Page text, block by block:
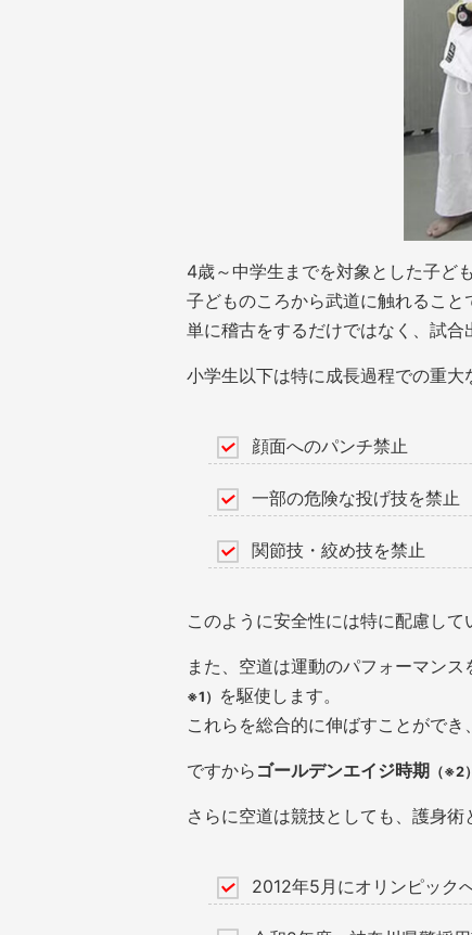
4歳～中学生までを対象とした子ど
子どものころから武道に触れること
単に稽古をするだけではなく、試合
小学生以下は特に成長過程での重大
顔面へのパンチ禁止
一部の危険な投げ技を禁止
関節技・絞め技を禁止
このように安全性には特に配慮して
また、空道は運動のパフォーマン
※1）
を駆使します。
これらを総合的に伸ばすことができ
ですから ゴールデンエイジ時期 （※2）
さらに空道は競技としても、護身術
2012年5月にオリンピック